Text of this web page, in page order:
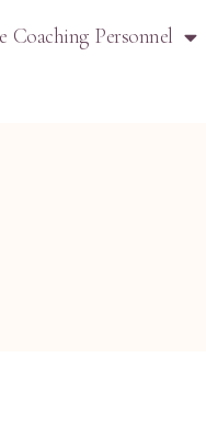
Coaching Personnel